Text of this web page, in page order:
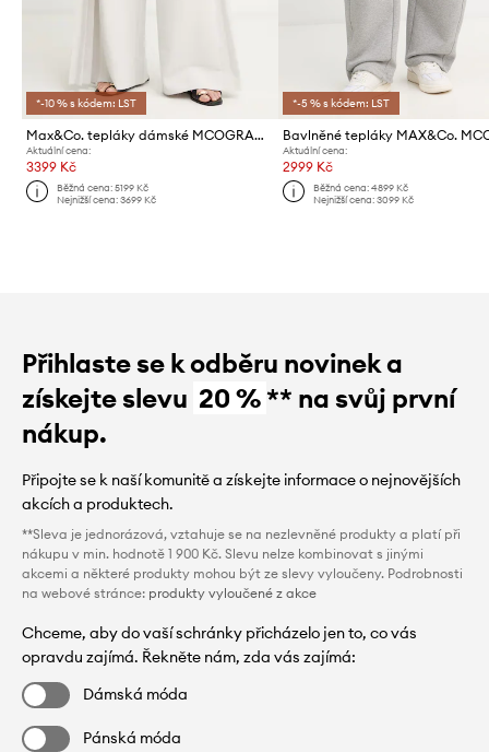
*-10 % s kódem: LST
Max&Co. tepláky dámské MCOGRANA
Aktuální cena:
3399 Kč
Běžná cena:5199 Kč
Nejnižší cena:3699 Kč
*-5 % s kódem: LST
Aktuální cena:
2999 Kč
Běžná cena: 4899 Kč
Nejnižší cena: 3099 Kč
Přihlaste se k odběru novinek a
získejte slevu 20 %** na svůj první
nákup.
Připojte se k naší komunitě a získejte informace o nejnovějších
akcích a produktech.
**Sleva je jednorázová, vztahuje se na nezlevněné produkty a platí při
nákupu v min. hodnotě 1 900 Kč. Slevu nelze kombinovat s jinými
akcemi a některé produkty mohou být ze slevy vyloučeny. Podrobnosti
na webové stránce: produkty vyloučené z akce
Chceme, aby do vaší schránky přicházelo jen to, co vás
opravdu zajímá. Řekněte nám, zda vás zajímá:
Dámská móda
Pánská móda